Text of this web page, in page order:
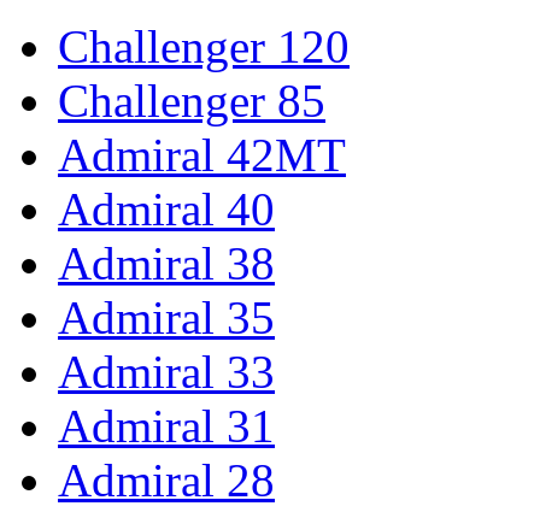
Challenger 120
Challenger 85
Admiral 42MT
Admiral 40
Admiral 38
Admiral 35
Admiral 33
Admiral 31
Admiral 28